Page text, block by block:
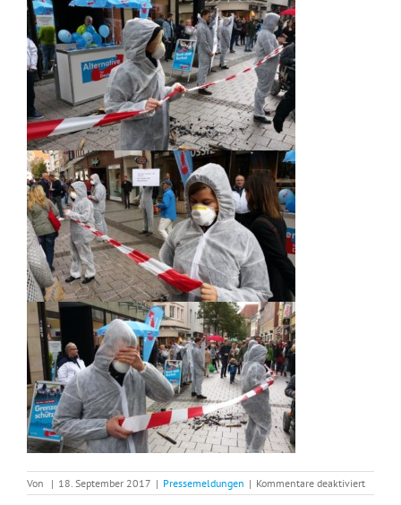
Von | 18. September 2017 | Pressemeldungen | Kommentare deaktiviertfür
Erneut